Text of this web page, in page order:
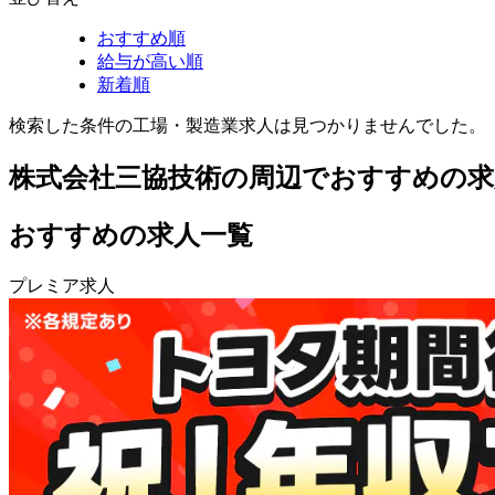
おすすめ順
給与が高い順
新着順
検索した条件の工場・製造業求人は見つかりませんでした。
株式会社三協技術の周辺でおすすめの
おすすめの求人一覧
プレミア求人